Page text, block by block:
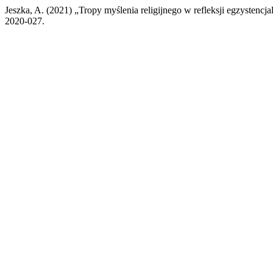
Jeszka, A. (2021) „Tropy myślenia religijnego w refleksji
2020-027.